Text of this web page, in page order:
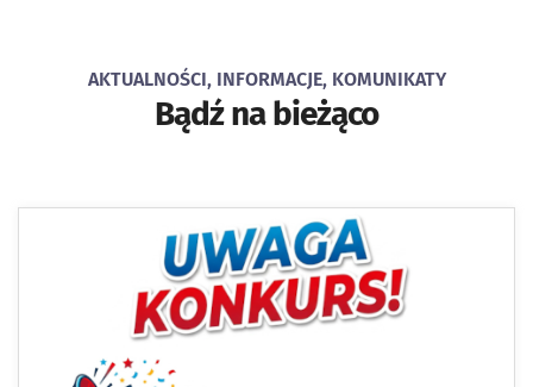
AKTUALNOŚCI, INFORMACJE, KOMUNIKATY
Bądź na bieżąco